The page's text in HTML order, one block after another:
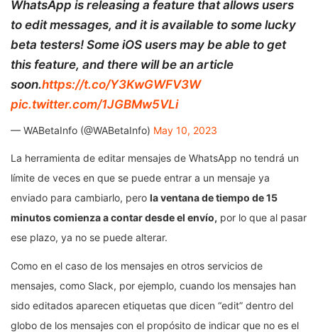
WhatsApp is releasing a feature that allows users
to edit messages, and it is available to some lucky
beta testers! Some iOS users may be able to get
this feature, and there will be an article
soon.https://t.co/Y3KwGWFV3W
pic.twitter.com/1JGBMw5VLi
— WABetaInfo (@WABetaInfo) May 10, 2023
La herramienta de editar mensajes de WhatsApp no tendrá un
límite de veces en que se puede entrar a un mensaje ya
enviado para cambiarlo, pero la ventana de tiempo de 15
minutos comienza a contar desde el envío, por lo que al pasar
ese plazo, ya no se puede alterar.
Como en el caso de los mensajes en otros servicios de
mensajes, como Slack, por ejemplo, cuando los mensajes han
sido editados aparecen etiquetas que dicen “edit” dentro del
globo de los mensajes con el propósito de indicar que no es el